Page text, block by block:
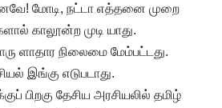
மோடி, நட்டா எத்தனை முறை
காலூன்ற முடி யாது.
ளாதார நிலைமை மேம்பட்டது.
இங்கு எடுபடாது.
பிறகு தேசிய அரசியலில் தமிழ்